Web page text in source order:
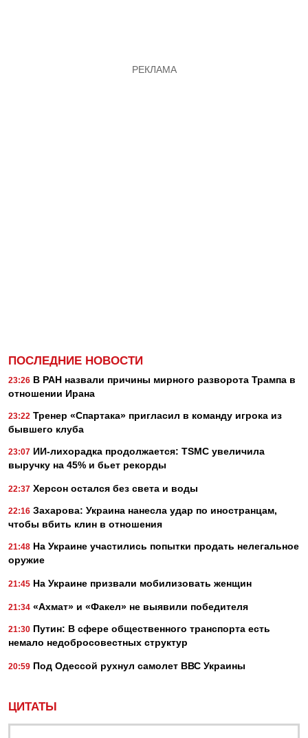
ПОСЛЕДНИЕ НОВОСТИ
23:26 В РАН назвали причины мирного разворота Трампа в
отношении Ирана
23:22 Тренер «Спартака» пригласил в команду игрока из
бывшего клуба
23:07 ИИ-лихорадка продолжается: TSMC увеличила
выручку на 45% и бьет рекорды
22:37 Херсон остался без света и воды
22:16 Захарова: Украина нанесла удар по иностранцам,
чтобы вбить клин в отношения
21:48 На Украине участились попытки продать нелегальное
оружие
21:45 На Украине призвали мобилизовать женщин
21:34 «Ахмат» и «Факел» не выявили победителя
21:30 Путин: В сфере общественного транспорта есть
немало недобросовестных структур
20:59 Под Одессой рухнул самолет ВВС Украины
ЦИТАТЫ